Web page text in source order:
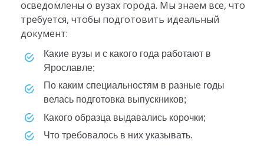
осведомлены о вузах города. Мы знаем все, что
требуется, чтобы подготовить идеальный
документ:
какие вузы и с какого года работают в
Ярославле;
по каким специальностям в разные годы
велась подготовка выпускников;
какого образца выдавались корочки;
что требовалось в них указывать.